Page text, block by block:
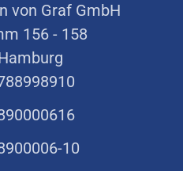
von Graf GmbH
156 - 158
10